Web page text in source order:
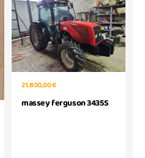
21.800,00 €
massey ferguson 3435S